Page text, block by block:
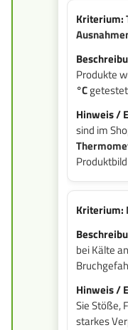
Produkte
°C
sind im
bei Kälte
Sie Stöße,
starkes